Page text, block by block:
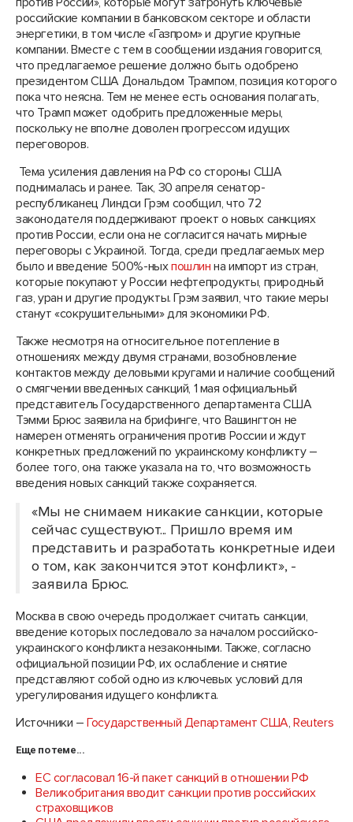
российские компании в банковском секторе и области
энергетики, в том числе «Газпром» и другие крупные
компании. Вместе с тем в сообщении издания говорится,
что предлагаемое решение должно быть одобрено
президентом США Дональдом Трампом, позиция которого
пока что неясна. Тем не менее есть основания полагать,
что Трамп может одобрить предложенные меры,
поскольку не вполне доволен прогрессом идущих
переговоров.
Тема усиления давления на РФ со стороны США
поднималась и ранее. Так, 30 апреля сенатор-
республиканец Линдси Грэм сообщил, что 72
законодателя поддерживают проект о новых санкциях
против России, если она не согласится начать мирные
переговоры с Украиной. Тогда, среди предлагаемых мер
было и введение 500%-ныхпошлин на импорт из стран,
которые покупают у России нефтепродукты, природный
газ, уран и другие продукты. Грэм заявил, что такие меры
станут «сокрушительными» для экономики РФ.
Также несмотря на относительное потепление в
отношениях между двумя странами, возобновление
контактов между деловыми кругами и наличие сообщений
о смягчении введенных санкций, 1 мая официальный
представитель Государственного департамента США
Тэмми Брюс заявила на брифинге, что Вашингтон не
намерен отменять ограничения против России и ждут
конкретных предложений по украинскому конфликту –
более того, она также указала на то, что возможность
введения новых санкций также сохраняется.
«Мы не снимаем никакие санкции, которые
сейчас существуют... Пришло время им
представить и разработать конкретные идеи
о том, как закончится этот конфликт», -
заявила Брюс.
Москва в свою очередь продолжает считать санкции,
введение которых последовало за началом российско-
украинского конфликта незаконными. Также, согласно
официальной позиции РФ, их ослабление и снятие
представляют собой одно из ключевых условий для
урегулирования идущего конфликта.
Источники –Государственный Департамент США,Reuters
Еще по теме...
ЕС согласовал 16-й пакет санкций в отношении РФ
Великобритания вводит санкции против российских
страховщиков